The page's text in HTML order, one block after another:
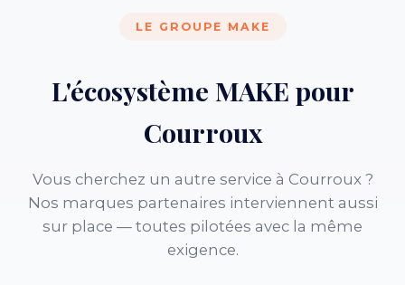
LE GROUPE MAKE
L'écosystème MAKE pour
Courroux
Vous cherchez un autre service à Courroux ?
Nos marques partenaires interviennent aussi
sur place — toutes pilotées avec la même
exigence.